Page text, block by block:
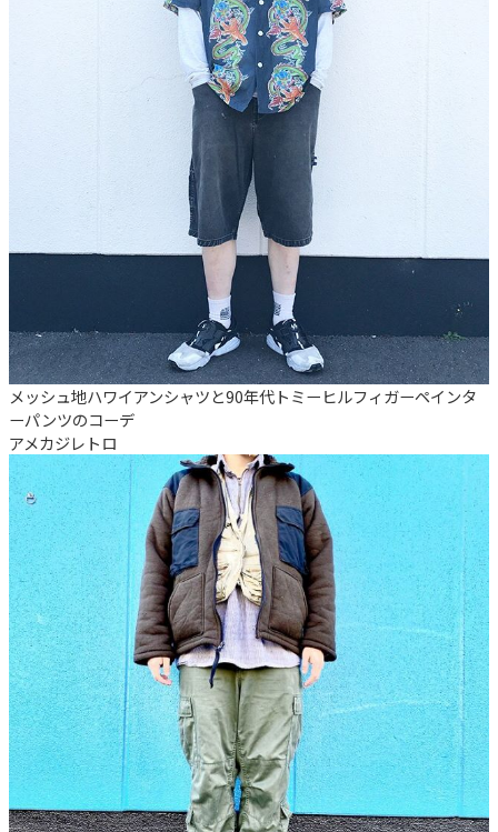
メッシュ地ハワイアンシャツと90年代トミーヒルフィガーペインタ
ーパンツのコーデ
アメカジレトロ